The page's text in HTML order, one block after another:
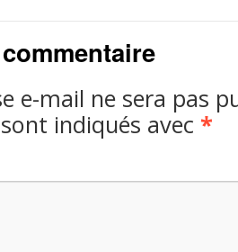
e-mail ne sera pas
indiqués avec *